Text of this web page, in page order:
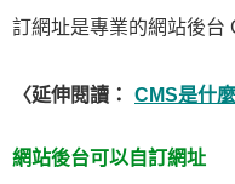
訂網址是專業的網站後台
〈延伸閱讀： CMS是什
網站後台可以自訂網址